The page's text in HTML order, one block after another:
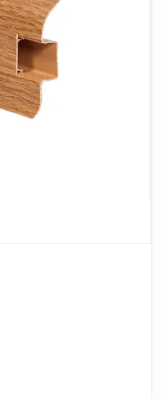
CronaFloor
Damy Floor
Decoria